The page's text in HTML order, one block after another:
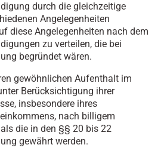
durch die gleichzeitige
Angelegenheiten
diese Angelegenheiten nach dem
zu verteilen, die bei
begründet wären.
gewöhnlichen Aufenthalt im
Berücksichtigung ihrer
insbesondere ihres
nach billigem
die in den §§ 20 bis 22
gewährt werden.